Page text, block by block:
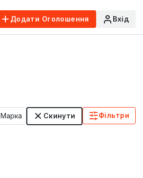
Додати Оголошення Вхід
Марка Скинути Фільтри